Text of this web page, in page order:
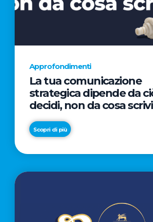
AL
Approfondimenti
La tua comunicazione
strategica dipende da
decidi, non da cosa scrivi
Scopri di più